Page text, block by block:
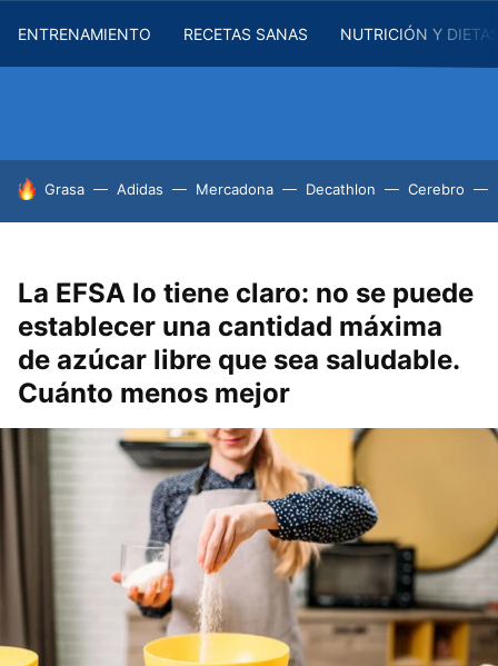
ENTRENAMIENTO RECETAS SANAS NUTRICIÓN Y
HOY SE HABLA DE
Grasa Adidas Mercadona Decathlon Cerebro
La EFSA lo tiene claro: no se puede
establecer una cantidad máxima
de azúcar libre que sea saludable.
Cuánto menos mejor